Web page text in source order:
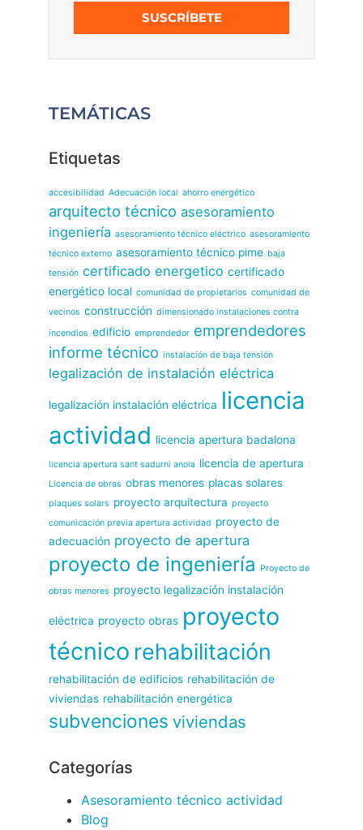
SUSCRÍBETE
TEMÁTICAS
Etiquetas
accesibilidad Adecuación local ahorro energético
arquitecto técnico asesoramiento
ingeniería asesoramiento técnico eléctrico asesoramiento
técnico externo asesoramiento técnico pime baja
tensión certificado energetico certificado
energético local comunidad de propietarios comunidad de
vecinos construcción dimensionado instalaciones contra
incendios edificio emprendedor emprendedores
informe técnico instalación de baja tensión
legalización de instalación eléctrica
legalización instalación eléctrica licencia
actividad licencia apertura badalona
licencia apertura sant sadurni anoia licencia de apertura
Licencia de obras obras menores placas solares
plaques solars proyecto arquitectura proyecto
comunicación previa apertura actividad proyecto de
adecuación proyecto de apertura
proyecto de ingeniería Proyecto de
obras menores proyecto legalización instalación
eléctrica proyecto obras proyecto
técnico rehabilitación
rehabilitación de edificios rehabilitación de
viviendas rehabilitación energética
subvenciones viviendas
Categorías
Asesoramiento técnico actividad
Blog